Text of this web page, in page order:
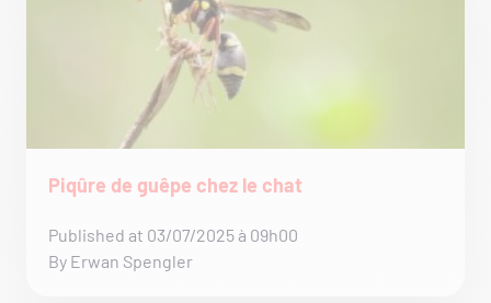
Piqûre de guêpe chez le chat
Published at 03/07/2025 à 09h00
By Erwan Spengler